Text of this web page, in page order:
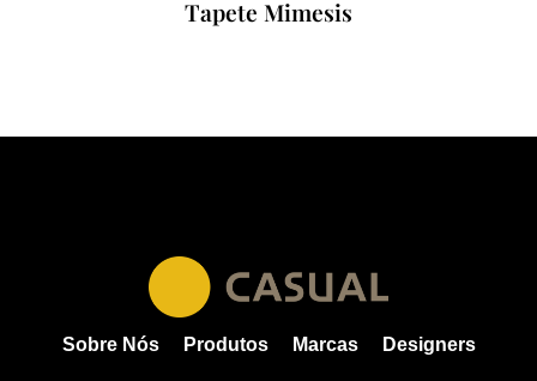
Tapete Mimesis
Sobre Nós Produtos Marcas Designers